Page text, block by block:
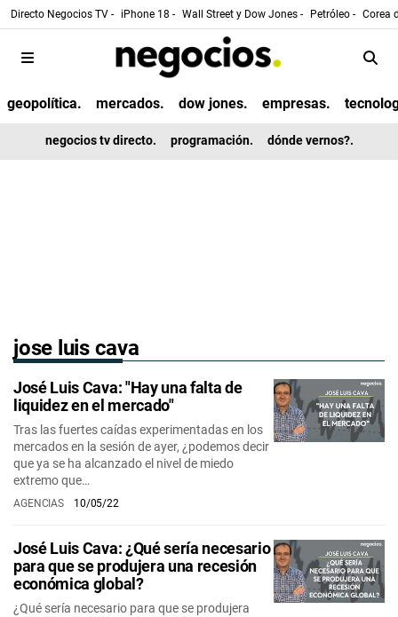
Directo Negocios TV - iPhone 18 - Wall Street y Dow Jones - Petróleo - Corea
geopolítica. mercados. dow jones. empresas.
negocios tv directo. programación. dónde vernos?.
jose luis cava
José Luis Cava: "Hay una falta de
liquidez en el mercado"
Tras las fuertes caídas experimentadas en los
mercados en la sesión de ayer, ¿podemos decir
que ya se ha alcanzado el nivel de miedo
extremo que…
AGENCIAS 10/05/22
José Luis Cava: ¿Qué sería necesario
para que se produjera una recesión
económica global?
¿Qué sería necesario para que se produjera